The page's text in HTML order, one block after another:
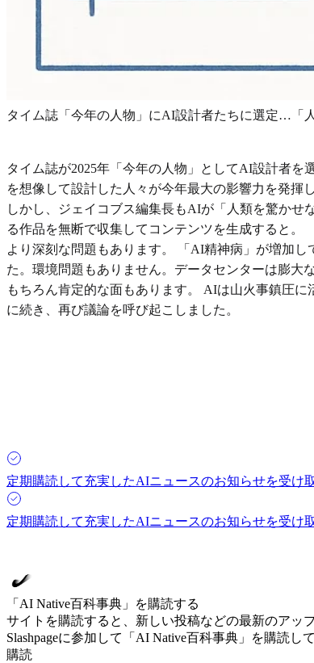
タイム誌「今年の人物」にAI設計者たちに選定…「​​
タイム誌が2025年「今年の人物」としてAI設計者
を想像して設計した人々が今年最大の影響力を発揮
しかし、ジェイコブス編集長もAIが「人類を驚か
る作品を無断で収集してコンテンツを生成すると。
より深刻な問題もあります。 「AI精神病」が増加
た。環境問題もありません。データセンターは膨大
もちろん肯定的な面もあります。 AIは山火事鎮圧
に続き、再び議論を呼び起こしました。
定期購読して充実したAIニュースのお知らせを受け
定期購読して充実したAIニュースのお知らせを受け
「AI Native百科事典」を購読する
サイトを購読すると、新しい投稿などの最新のアッ
Slashpageに参加して「AI Native百科事典」を購読し
購読